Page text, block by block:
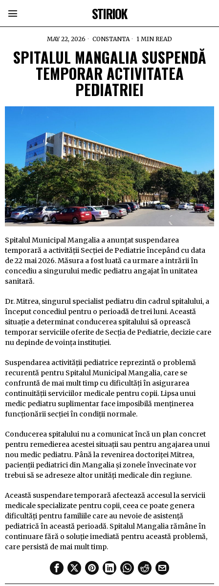
STIRIOK
MAY 22, 2026 CONSTANTA 1 MIN READ
SPITALUL MANGALIA SUSPENDĂ
TEMPORAR ACTIVITATEA
PEDIATRIEI
Spitalul Municipal Mangalia a anunțat suspendarea
temporară a activității Secției de Pediatrie începând cu data
de 22 mai 2026. Măsura a fost luată ca urmare a intrării în
concediu a singurului medic pediatru angajat în unitatea
sanitară.
Dr. Mitrea, singurul specialist pediatru din cadrul spitalului, a
început concediul pentru o perioadă de trei luni. Această
situație a determinat conducerea spitalului să oprească
temporar serviciile oferite de Secția de Pediatrie, decizie care
nu depinde de voința instituției.
Suspendarea activității pediatrice reprezintă o problemă
recurentă pentru Spitalul Municipal Mangalia, care se
confruntă de mai mult timp cu dificultăți în asigurarea
continuității serviciilor medicale pentru copii. Lipsa unui
medic pediatru suplimentar face imposibilă menținerea
funcționării secției în condiții normale.
Conducerea spitalului nu a comunicat încă un plan concret
pentru remedierea acestei situații sau pentru angajarea unui
nou medic pediatru. Până la revenirea doctoriței Mitrea,
pacienții pediatrici din Mangalia și zonele învecinate vor
trebui să se adreseze altor unități medicale din regiune.
Această suspendare temporară afectează accesul la servicii
medicale specializate pentru copii, ceea ce poate genera
dificultăți pentru familiile care au nevoie de asistență
pediatrică în această perioadă. Spitalul Mangalia rămâne în
continuare fără o soluție imediată pentru această problemă,
care persistă de mai mult timp.